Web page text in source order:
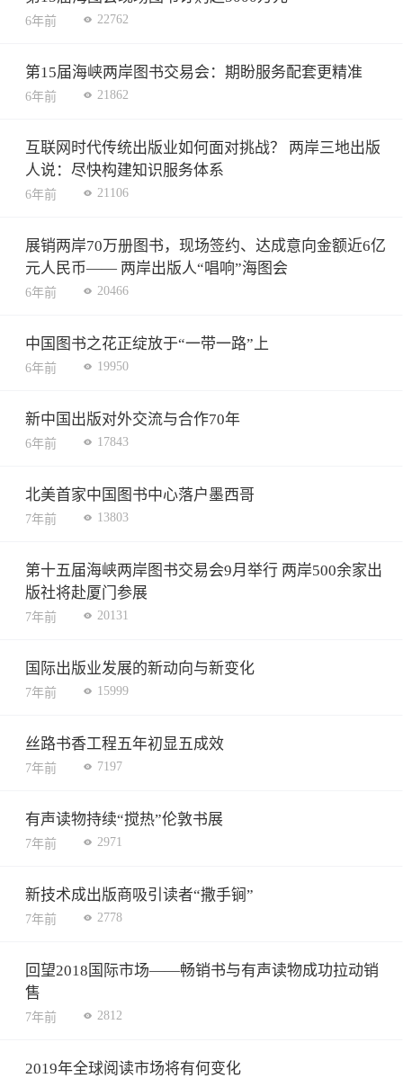
6年前 22762
第15届海峡两岸图书交易会：期盼服务配套更精准
6年前 21862
互联网时代传统出版业如何面对挑战？ 两岸三地出版
人说：尽快构建知识服务体系
6年前 21106
展销两岸70万册图书，现场签约、达成意向金额近6亿
元人民币—— 两岸出版人“唱响”海图会
6年前 20466
中国图书之花正绽放于“一带一路”上
6年前 19950
新中国出版对外交流与合作70年
6年前 17843
北美首家中国图书中心落户墨西哥
7年前 13803
第十五届海峡两岸图书交易会9月举行 两岸500余家出
版社将赴厦门参展
7年前 20131
国际出版业发展的新动向与新变化
7年前 15999
丝路书香工程五年初显五成效
7年前 7197
有声读物持续“搅热”伦敦书展
7年前 2971
新技术成出版商吸引读者“撒手锏”
7年前 2778
回望2018国际市场——畅销书与有声读物成功拉动销
售
7年前 2812
2019年全球阅读市场将有何变化